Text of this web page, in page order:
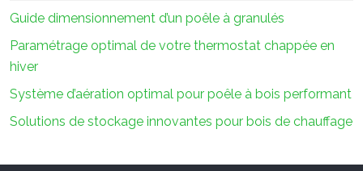
Guide dimensionnement d’un poêle à granulés
Paramétrage optimal de votre thermostat chappée en
hiver
Système d’aération optimal pour poêle à bois performant
Solutions de stockage innovantes pour bois de chauffage